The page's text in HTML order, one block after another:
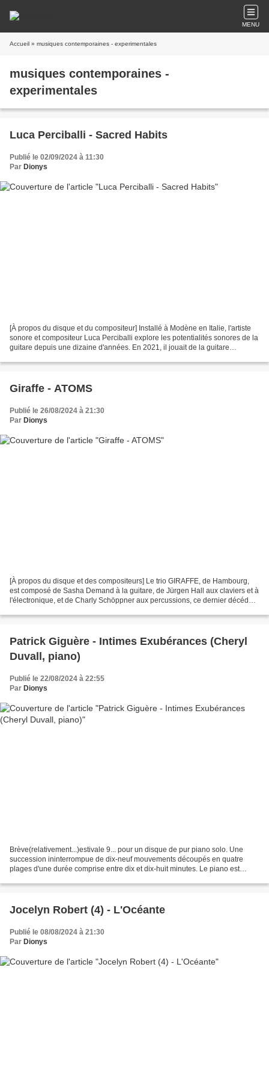
MENU
Accueil » musiques contemporaines - experimentales
musiques contemporaines -
experimentales
Luca Perciballi - Sacred Habits
Publié le 02/09/2024 à 11:30
Par Dionys
[À propos du disque et du compositeur] Installé à Modène en Italie, l'artiste
sonore et compositeur Luca Perciballi explore les potentialités sonores de la
guitare depuis une dizaine d'années. En 2021, il jouait de la guitare
Giraffe - ATOMS
Publié le 26/08/2024 à 21:30
Par Dionys
[À propos du disque et des compositeurs] Le trio GIRAFFE, de Hambourg,
est composé de Sasha Demand à la guitare, de Jürgen Hall aux claviers et à
l'électronique, et de Charly Schöppner aux percussions, ce dernier décédé
Patrick Giguère - Intimes Exubérances (Cheryl
Duvall, piano)
Publié le 22/08/2024 à 22:55
Par Dionys
Brève(relativement...)estivale 9... pour un disque de pur piano solo. Une
succession ininterrompue de dix-neuf mouvements découpés en quatre
plages d'une durée comprise entre dix et dix-huit minutes. Le piano est
Jocelyn Robert (4) - L'Océante
Publié le 08/08/2024 à 21:30
Par Dionys